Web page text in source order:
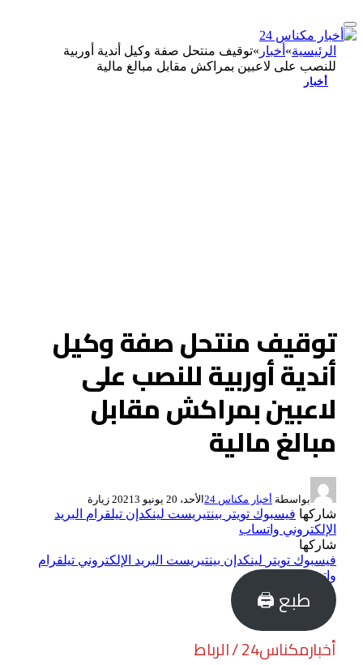
الرئيسية» أخبار »توقيف منتحل صفة وكيل أندية أوربية
للنصب على لاعبين بمراكش مقابل مبالغ مالية
أخبار
توقيف منتحل صفة وكيل
أندية أوربية للنصب على
لاعبين بمراكش مقابل
مبالغ مالية
بواسطة أخبار مكناس 24 الأحد، 20 يونيو 2021 3 زيارة
شاركها فيسبوك تويتر بينتيريست لينكدإن تيلقرام البريد
الإلكتروني واتساب
شاركها
فيسبوك تويتر لينكدإن بينتيريست البريد الإلكتروني تيلقرام
واتساب
طبع 🖨
أخبارمكناس24 / الرباط